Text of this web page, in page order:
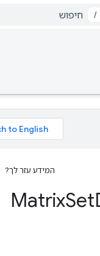
/
המידע עזר לך?
Set